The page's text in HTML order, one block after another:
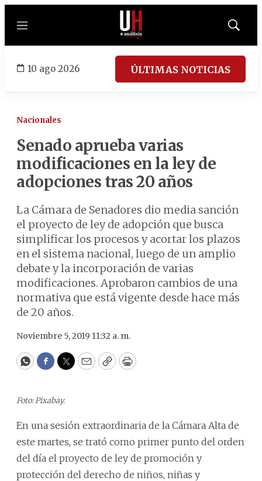
Menú
Mostrar
10 ago 2026 ÚLTIMAS NOTICIAS
Nacionales
Senado aprueba varias
modificaciones en la ley de
adopciones tras 20 años
La Cámara de Senadores dio media sanción
el proyecto de ley de adopción que busca
simplificar los procesos y acortar los plazos
en el sistema nacional, luego de un amplio
debate y la incorporación de varias
modificaciones. Aprobaron cambios de una
normativa que está vigente desde hace más
de 20 años.
Noviembre 5, 2019 11:32 a. m.
WhatsApp
Facebook
Twitter
EmailCopyPrint
Foto: Pixabay.
En una sesión extraordinaria de la Cámara Alta de
este martes, se trató como primer punto del orden
del día el proyecto de ley de promoción y
protección del derecho de niños, niñas y